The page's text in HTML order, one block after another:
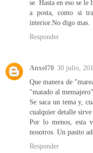
se. Hasta en eso se
a posta, como si
interior.No digo mas.
Responder
Anxel70 30 julio,
Que manera de
"matado al
Se saca un tema y,
cualquier detalle
Por lo menos, esta
nosotros. Un pasito
Responder